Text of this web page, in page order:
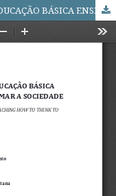
A IMPORTÂNCIA DA FILOSOFIA NA EDUCAÇÃO BÁSICA ENSINANDO A PENSAR PARA TRANSFORMAR A SOCIEDADE